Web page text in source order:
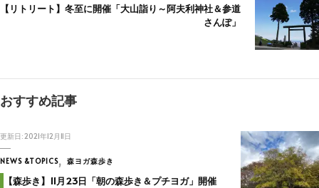
【リトリート】冬至に開催「大山詣り～阿夫利神社＆参道
さんぽ」
おすすめ記事
更新日:2021年12月11日
NEWS &TOPICS 森ヨガ森歩き
【森歩き】11月23日「朝の森歩き＆プチヨガ」開催